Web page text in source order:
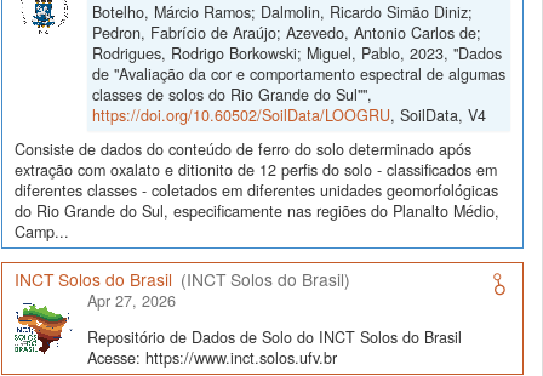
Botelho, Márcio Ramos; Dalmolin, Ricardo Simão Diniz;
Pedron, Fabrício de Araújo; Azevedo, Antonio Carlos de;
Rodrigues, Rodrigo Borkowski; Miguel, Pablo, 2023, "Dados
de "Avaliação da cor e comportamento espectral de algumas
classes de solos do Rio Grande do Sul"",
https://doi.org/10.60502/SoilData/LOOGRU, SoilData, V4
Consiste de dados do conteúdo de ferro do solo determinado após
extração com oxalato e ditionito de 12 perfis do solo - classificados em
diferentes classes - coletados em diferentes unidades geomorfológicas
do Rio Grande do Sul, especificamente nas regiões do Planalto Médio,
Camp...
INCT Solos do Brasil (INCT Solos do Brasil)
Apr 27, 2026
Repositório de Dados de Solo do INCT Solos do Brasil
Acesse: https://www.inct.solos.ufv.br